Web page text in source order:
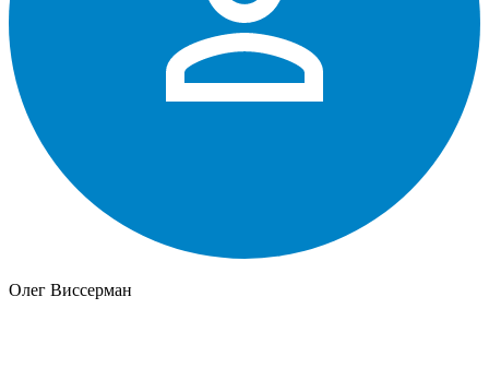
Олег Виссерман